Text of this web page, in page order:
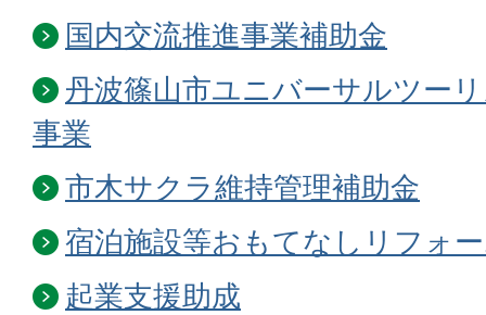
国内交流推進事業補助金
丹波篠山市ユニバーサルツー
事業
市木サクラ維持管理補助金
宿泊施設等おもてなしリフォ
起業支援助成